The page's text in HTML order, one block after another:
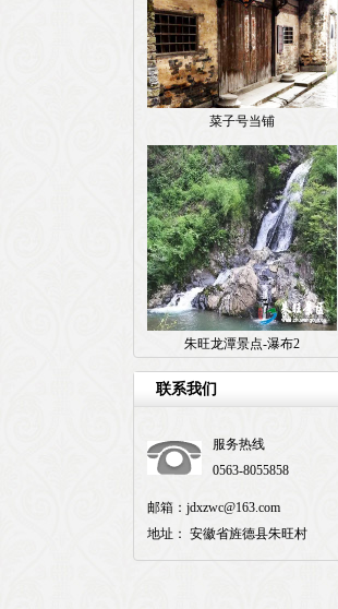
菜子号当铺
朱旺龙潭景点-瀑布2
联系我们
服务热线
0563-8055858
邮箱：jdxzwc@163.com
地址： 安徽省旌德县朱旺村